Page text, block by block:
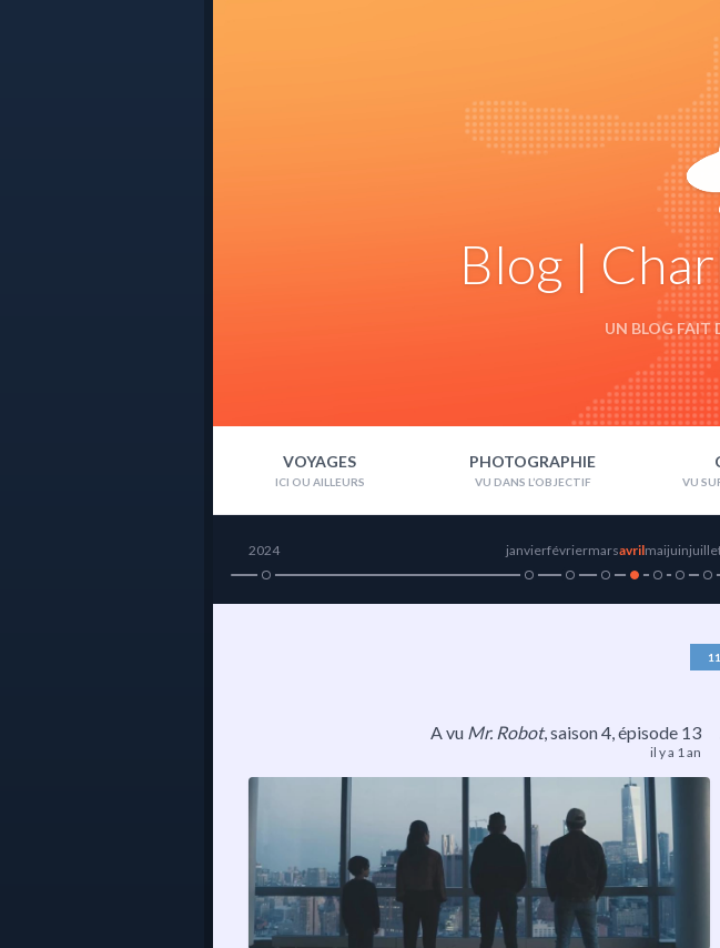
Blog |
UN BLOG FAIT
VOYAGES PHOTOGRAPHIE
2024 janvierfévriermarsavrilmaijuin
A vu Mr. Robot,saison 4, épisode 13
il y a 1 an